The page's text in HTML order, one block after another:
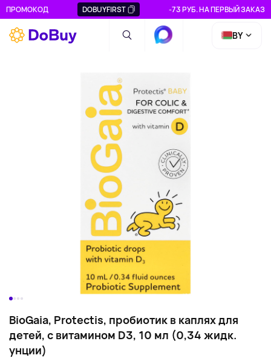
ПРОМОКОД DOBUYFIRST -73 РУБ. НА ПЕРВЫЙ ЗАКАЗ
BY
BioGaia, Protectis, пробиотик в каплях для
детей, с витамином D3, 10 мл (0,34 жидк.
унции)